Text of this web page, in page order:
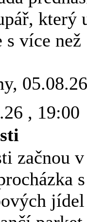
který
s více
, 19:00
začnou